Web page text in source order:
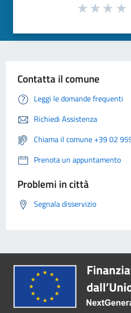
Contatta il comune
Leggi le domande frequenti
Richiedi Assistenza
Chiama il comune +39 02
Prenota un appuntamento
Problemi in città
Segnala disservizio